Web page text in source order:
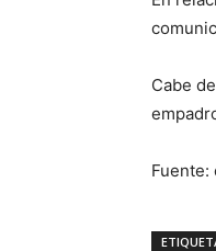
Cabe
Fuente: